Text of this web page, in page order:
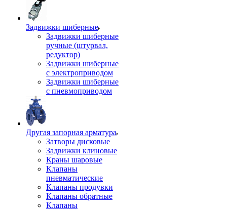
Задвижки шиберные
Задвижки шиберные
ручные (штурвал,
редуктор)
Задвижки шиберные
с электроприводом
Задвижки шиберные
с пневмоприводом
Другая запорная арматура
Затворы дисковые
Задвижки клиновые
Краны шаровые
Клапаны
пневматические
Клапаны продувки
Клапаны обратные
Клапаны